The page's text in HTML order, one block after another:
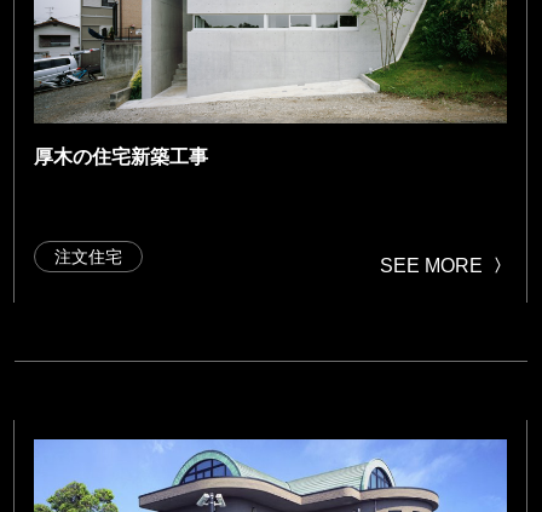
厚木の住宅新築工事
注文住宅 SEE MORE